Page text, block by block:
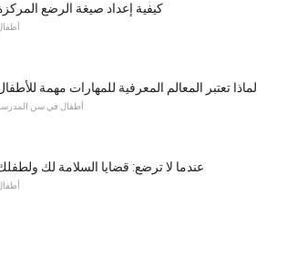
كيفية إعداد صيغة الرضع
لماذا تعتبر المعالم المعرفية للمهارات مهمة
أطفال في سن
عندما لا ترضع: قضايا السلامة لك